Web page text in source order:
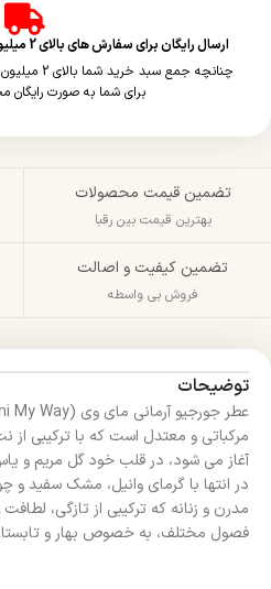
ارسال رایگان برای سفارش های بالای 2 میلیون و 500 هزار تومان(غیر حجمی)
برای شما به صورت
تضمین قیمت محصولات
بهترین قیمت بین رقبا
تضمین کیفیت و اصالت
فروش بی واسطه
توضیحات
مرکباتی و معتدل است که با ترکیبی از
آغاز می‌ شود، در قلب خود گل مریم و
در انتها با گرمای وانیل، مشک سفید
مدرن و زنانه که ترکیبی از تازگی، لطافت
فصول مختلف، به‌ خصوص بهار و